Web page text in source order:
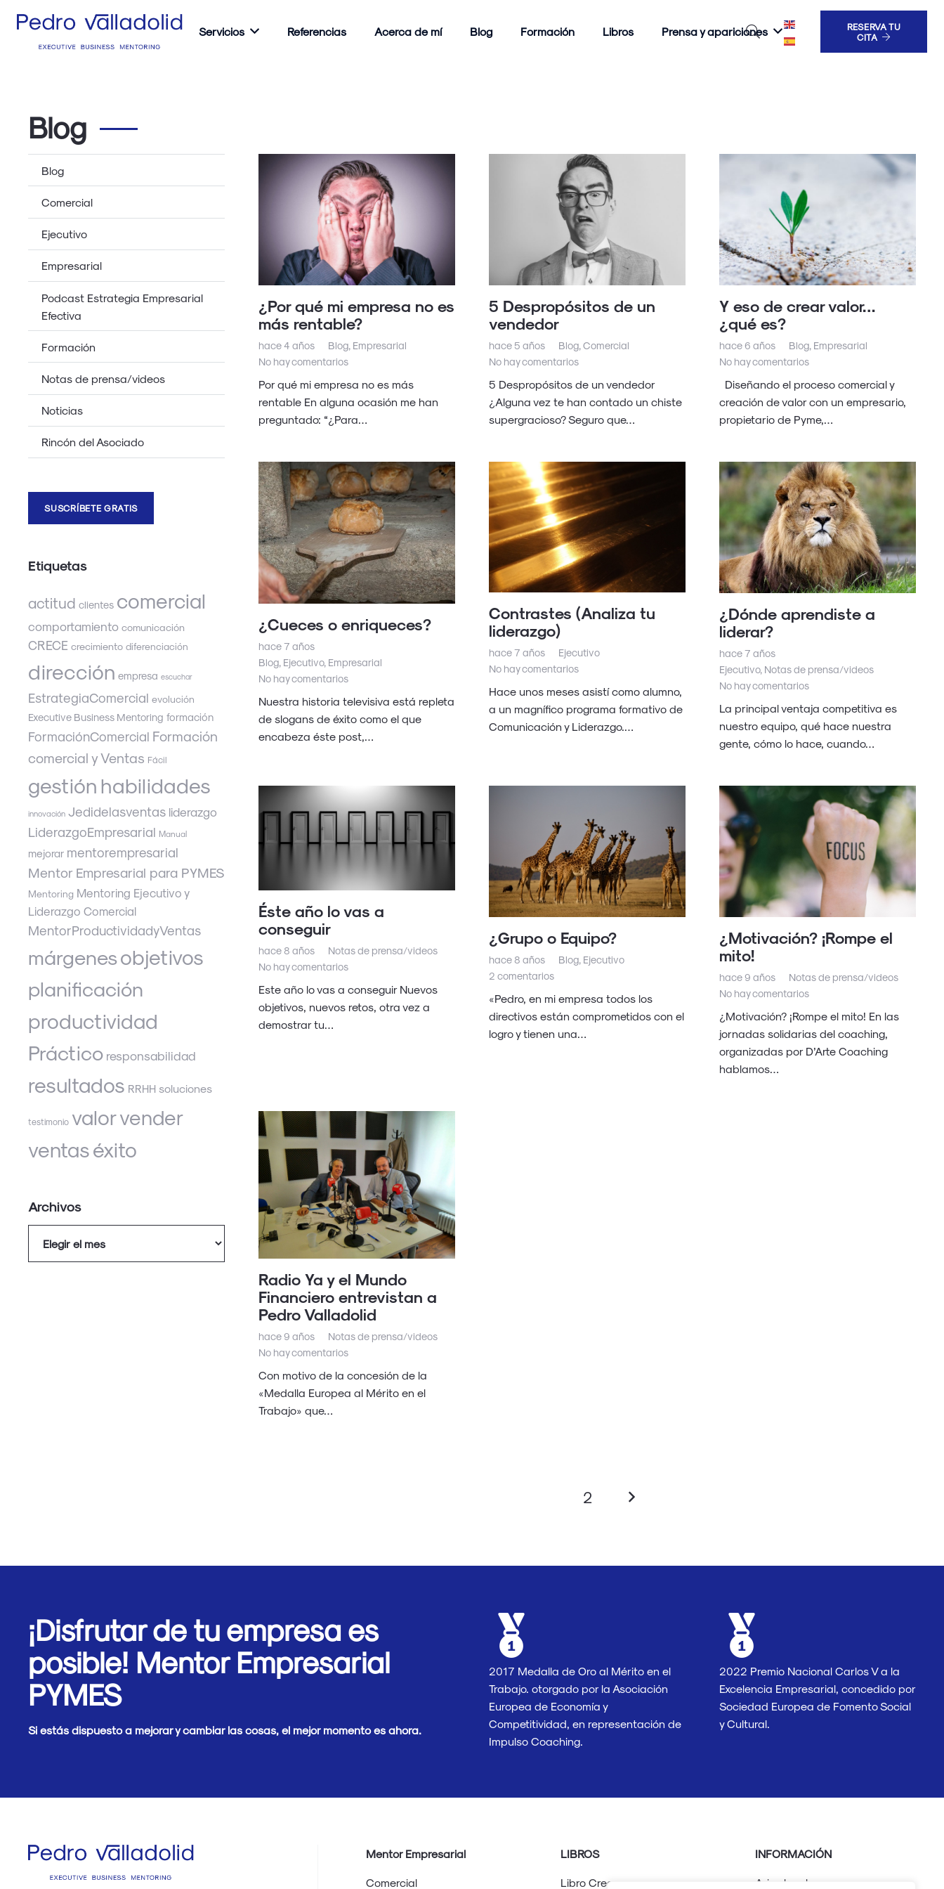
Servicios Referencias Acerca de mí Blog Formación Libros Prensa y apariciones
RESERVA TU
CITA
Blog
Blog
Comercial
Ejecutivo
Empresarial
Podcast Estrategia Empresarial
Efectiva
Formación
Notas de prensa/videos
Noticias
Rincón del Asociado
SUSCRÍBETE GRATIS
Etiquetas
actitud clientes comercial
comportamiento comunicación
CRECE crecimiento diferenciación
dirección empresa escuchar
EstrategiaComercial evolución
Executive Business Mentoring formación
FormaciónComercial Formación
comercial y Ventas Fácil
gestión habilidades
innovación Jedidelasventas liderazgo
LiderazgoEmpresarial Manual
mejorar mentorempresarial
Mentor Empresarial para PYMES
Mentoring Mentoring Ejecutivo y
Liderazgo Comercial
MentorProductividadyVentas
márgenesobjetivos
planificación
productividad
Práctico responsabilidad
resultados RRHH soluciones
testimonio valorvender
ventaséxito
Archivos
¿Por qué mi empresa no es
más rentable?
hace 4 años Blog, Empresarial
No hay comentarios
Por qué mi empresa no es más
rentable En alguna ocasión me han
preguntado: “¿Para…
5 Despropósitos de un
vendedor
hace 5 años Blog,Comercial
No hay comentarios
5 Despropósitos de un vendedor
¿Alguna vez te han contado un chiste
supergracioso? Seguro que…
Y eso de crear valor…
¿qué es?
hace 6 años Blog, Empresarial
No hay comentarios
Diseñando el proceso comercial y
creación de valor con un empresario,
propietario de Pyme,…
¿Cueces o enriqueces?
hace 7 años
Blog, Ejecutivo, Empresarial
No hay comentarios
Nuestra historia televisiva está repleta
de slogans de éxito como el que
encabeza éste post,…
Contrastes (Analiza tu
liderazgo)
hace 7 años
Ejecutivo
No hay comentarios
Hace unos meses asistí como alumno,
a un magnífico programa formativo de
Comunicación y Liderazgo.…
¿Dónde aprendiste a
liderar?
hace 7 años
Ejecutivo, Notas de prensa/videos
No hay comentarios
La principal ventaja competitiva es
nuestro equipo, qué hace nuestra
gente, cómo lo hace, cuando…
Éste año lo vas a
conseguir
hace 8 años
Notas de prensa/videos
No hay comentarios
Este año lo vas a conseguir Nuevos
objetivos, nuevos retos, otra vez a
demostrar tu…
¿Grupo o Equipo?
hace 8 años Blog Ejecutivo
2 comentarios
«Pedro, en mi empresa todos los
directivos están comprometidos con el
logro y tienen una…
¿Motivación? ¡Rompe el
mito!
hace 9 años
Notas de prensa/videos
No hay comentarios
¿Motivación? ¡Rompe el mito! En las
jornadas solidarias del coaching,
organizadas por D’Arte Coaching
hablamos…
Radio Ya y el Mundo
Financiero entrevistan a
Pedro Valladolid
hace 9 años
Notas de prensa/videos
No hay comentarios
Con motivo de la concesión de la
«Medalla Europea al Mérito en el
Trabajo» que…
2
¡Disfrutar de tu empresa es
posible! Mentor Empresarial
PYMES
Si estás dispuesto a mejorar y cambiar las cosas, el mejor momento es ahora.
2017 Medalla de Oro al Mérito en el
Trabajo. otorgado por la Asociación
Europea de Economía y
Competitividad, en representación de
Impulso Coaching.
2022 Premio Nacional Carlos V a la
Excelencia Empresarial, concedido por
Sociedad Europea de Fomento Social
y Cultural.
Mentor Empresarial
Comercial
LIBROS
Libro Crece
INFORMACIÓN
Aviso legal